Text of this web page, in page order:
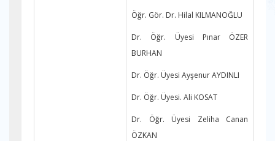
Öğr. Gör. Dr. Hilal KILMANOĞLU
Dr. Öğr. Üyesi Pınar ÖZER
BURHAN
Dr. Öğr. Üyesi Ayşenur AYDINLI
Dr. Öğr. Üyesi. Ali KOSAT
Dr. Öğr. Üyesi Zeliha Canan
ÖZKAN